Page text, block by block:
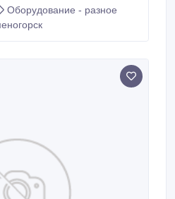
1275.01.400сб Вал
1275.02.300-1сб
Оборудование - разное